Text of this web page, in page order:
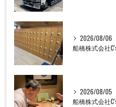
2026/08/06
2026/08/05